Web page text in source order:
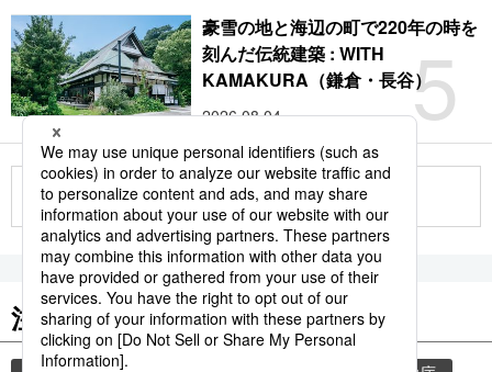
5
豪雪の地と海辺の町で220年の時を
刻んだ伝統建築 : WITH
KAMAKURA（鎌倉・長谷）
2026.08.04
もっと見る
注目のキーワード